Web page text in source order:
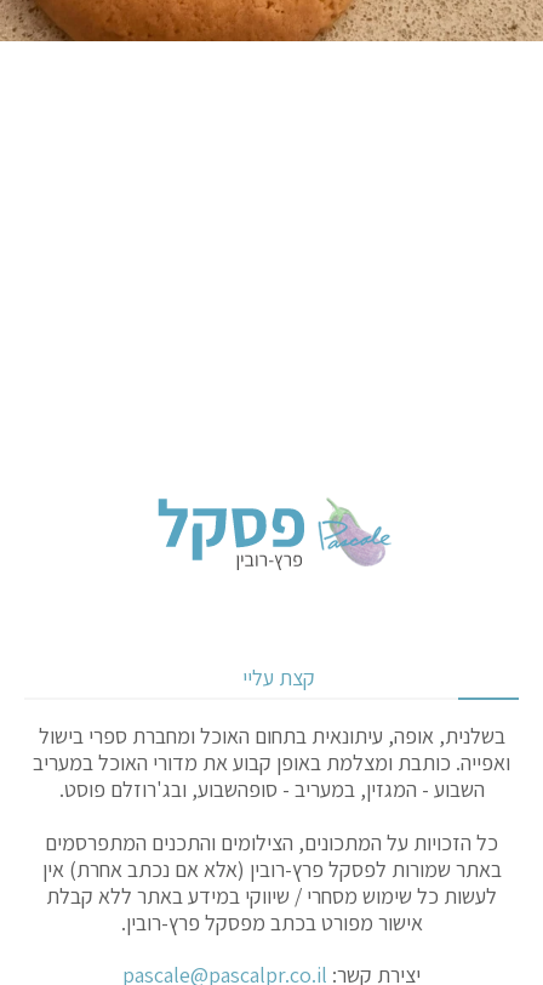
קצת עליי
בשלנית, אופה, עיתונאית בתחום האוכל ומחברת ספרי בישול
ואפייה. כותבת ומצלמת באופן קבוע את מדורי האוכל במעריב
השבוע - המגזין, במעריב - סופהשבוע, ובג'רוזלם פוסט.
כל הזכויות על המתכונים, הצילומים והתכנים המתפרסמים
באתר שמורות לפסקל פרץ-רובין (אלא אם נכתב אחרת) אין
לעשות כל שימוש מסחרי / שיווקי במידע באתר ללא קבלת
אישור מפורט בכתב מפסקל פרץ-רובין.
יצירת קשר: pascale@pascalpr.co.il